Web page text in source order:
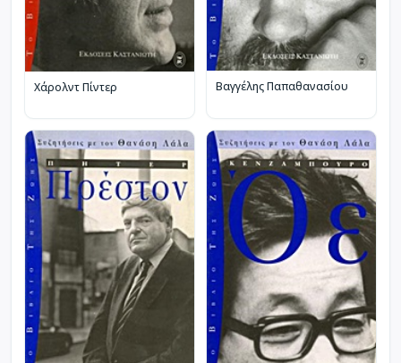
Χάρολντ Πίντερ Βαγγέλης Παπαθανασίου